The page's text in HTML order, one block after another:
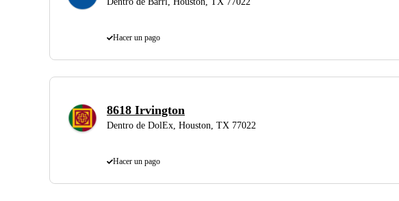
Hacer un pago
8618 Irvington
Dentro de DolEx, Houston, TX 77022
Hacer un pago